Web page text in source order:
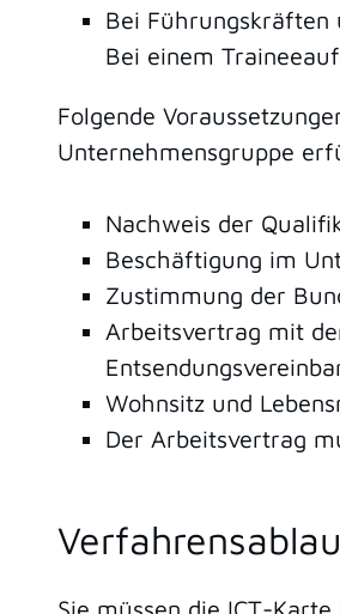
Bei Führungskräften
Bei einem
Folgende
Unternehmensgruppe
Nachweis der
Beschäftigung im
Zustimmung der
Arbeitsvertrag mit
Wohnsitz und
Der Arbeitsvertrag